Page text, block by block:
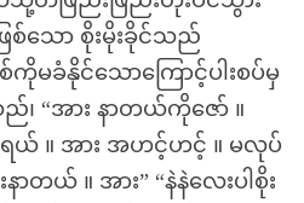
သော စိုးမိုးခိုင်သည်
ကိုမခံနိုင်သောကြောင့်ပါးစပ်မှ
“အား နာတယ်ကိုဇော် ။
ရယ် ။ အား အဟင့်ဟင့် ။ မလုပ်
ာတယ် ။ အား” “နဲနဲလေးပါစိုး